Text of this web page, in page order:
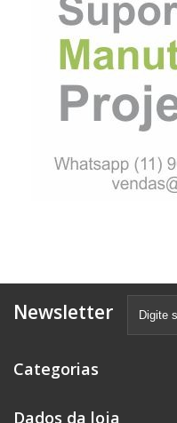
Newsletter
Categorias
Dados da loja